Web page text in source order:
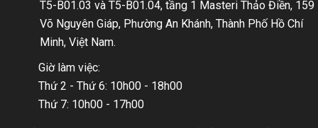
T5-B01.03 và T5-B01.04, tầng 1 Masteri Thảo Điền, 159
Võ Nguyên Giáp, Phường An Khánh, Thành Phố Hồ Chí
Minh, Việt Nam.
Giờ làm việc:
Thứ 2 - Thứ 6: 10h00 - 18h00
Thứ 7: 10h00 - 17h00